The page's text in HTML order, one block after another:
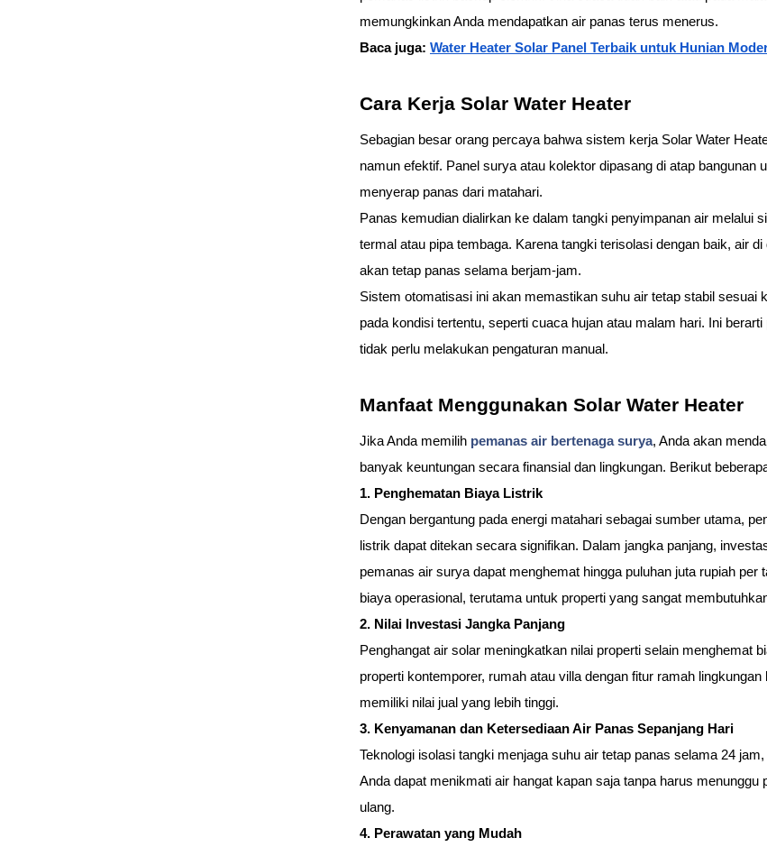
memungkinkan Anda mendapatkan air panas terus menerus.
Baca juga: Water Heater Solar Panel Terbaik untuk Hunian
Cara Kerja Solar Water Heater
Sebagian besar orang percaya bahwa sistem kerja Solar Water
namun efektif. Panel surya atau kolektor dipasang di atap bangunan
menyerap panas dari matahari.
Panas kemudian dialirkan ke dalam tangki penyimpanan air melalui
termal atau pipa tembaga. Karena tangki terisolasi dengan baik, air di
akan tetap panas selama berjam-jam.
Sistem otomatisasi ini akan memastikan suhu air tetap stabil sesuai
pada kondisi tertentu, seperti cuaca hujan atau malam hari. Ini berarti
tidak perlu melakukan pengaturan manual.
Manfaat Menggunakan Solar Water Heater
Jika Anda memilih pemanas air bertenaga surya, Anda akan
banyak keuntungan secara finansial dan lingkungan. Berikut
1. Penghematan Biaya Listrik
Dengan bergantung pada energi matahari sebagai sumber utama,
listrik dapat ditekan secara signifikan. Dalam jangka panjang,
pemanas air surya dapat menghemat hingga puluhan juta rupiah per
biaya operasional, terutama untuk properti yang sangat
2. Nilai Investasi Jangka Panjang
Penghangat air solar meningkatkan nilai properti selain menghemat
properti kontemporer, rumah atau villa dengan fitur ramah lingkungan
memiliki nilai jual yang lebih tinggi.
3. Kenyamanan dan Ketersediaan Air Panas Sepanjang Hari
Teknologi isolasi tangki menjaga suhu air tetap panas selama 24
Anda dapat menikmati air hangat kapan saja tanpa harus menunggu
ulang.
4. Perawatan yang Mudah